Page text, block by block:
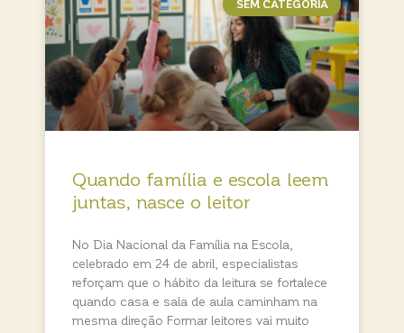
SEM CATEGORIA
Quando família e escola leem
juntas, nasce o leitor
No Dia Nacional da Família na Escola,
celebrado em 24 de abril, especialistas
reforçam que o hábito da leitura se fortalece
quando casa e sala de aula caminham na
mesma direção Formar leitores vai muito